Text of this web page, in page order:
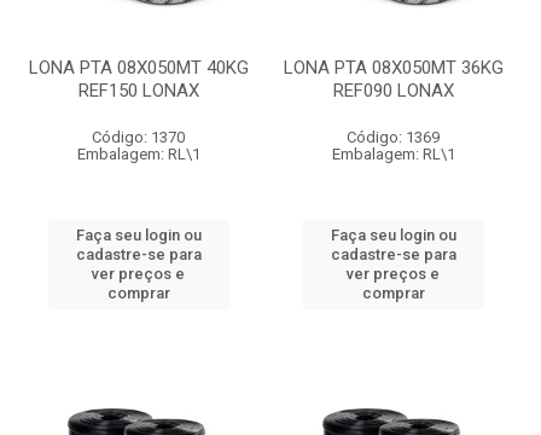
LONA PTA 08X050MT 40KG
REF150 LONAX
Código: 1370
Embalagem: RL\1
Faça seu login ou
cadastre-se para
ver preços e
comprar
LONA PTA 08X050MT 36KG
REF090 LONAX
Código: 1369
Embalagem: RL\1
Faça seu login ou
cadastre-se para
ver preços e
comprar